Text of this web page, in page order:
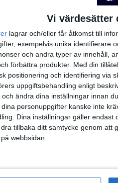
Vi värdesätter
lagrar och/eller får åtkomst till
exempelvis unika identifierare
och andra typer av innehåll,
förbättra produkter. Med din
positionering och identifiering via
uppgiftsbehandling enligt
ändra dina inställningar innan
personuppgifter kanske inte
Dina inställningar gäller
tillbaka ditt samtycke genom att
webbsidan.